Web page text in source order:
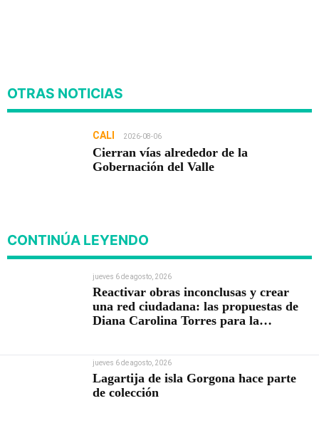
OTRAS NOTICIAS
CALI 2026-08-06
Cierran vías alrededor de la
Gobernación del Valle
CONTINÚA LEYENDO
jueves 6 de agosto, 2026
Reactivar obras inconclusas y crear
una red ciudadana: las propuestas de
Diana Carolina Torres para la
jueves 6 de agosto, 2026
Lagartija de isla Gorgona hace parte
de colección